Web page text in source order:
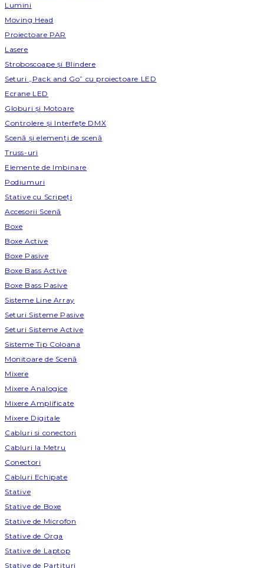
Lumini
Moving Head
Proiectoare PAR
Lasere
Stroboscoape și Blindere
Seturi „Pack and Go” cu proiectoare LED
Ecrane LED
Globuri și Motoare
Controlere și Interfețe DMX
Scenă și elemenți de scenă
Truss-uri
Elemente de Imbinare
Podiumuri
Stative cu Scripeți
Accesorii Scenă
Boxe
Boxe Active
Boxe Pasive
Boxe Bass Active
Boxe Bass Pasive
Sisteme Line Array
Seturi Sisteme Pasive
Seturi Sisteme Active
Sisteme Tip Coloana
Monitoare de Scenă
Mixere
Mixere Analogice
Mixere Amplificate
Mixere Digitale
Cabluri si conectori
Cabluri la Metru
Conectori
Cabluri Echipate
Stative
Stative de Boxe
Stative de Microfon
Stative de Orga
Stative de Laptop
Stative de Partituri